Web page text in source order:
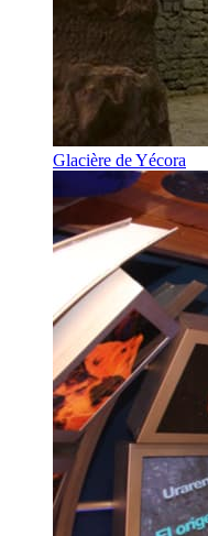
Glacière de Yécora